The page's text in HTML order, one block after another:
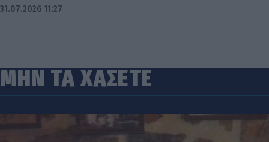
31.07.2026 11:27
ΜΗΝ ΤΑ ΧΑΣΕΤΕ